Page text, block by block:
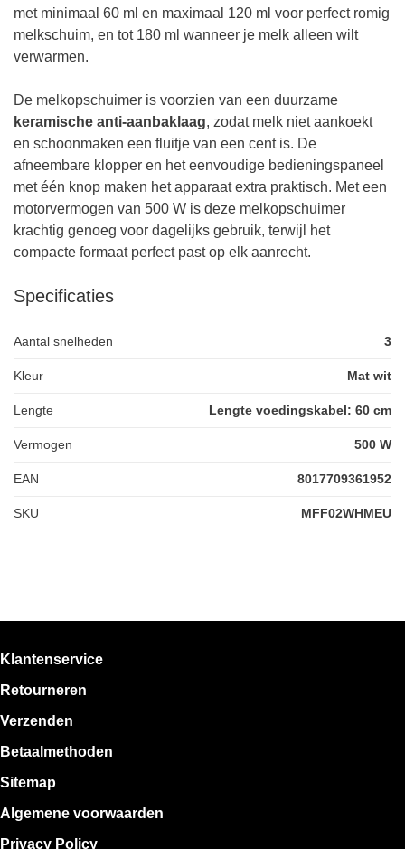
met minimaal 60 ml en maximaal 120 ml voor perfect romig
melkschuim, en tot 180 ml wanneer je melk alleen wilt
verwarmen.
De melkopschuimer is voorzien van een duurzame
keramische anti-aanbaklaag, zodat melk niet aankoekt
en schoonmaken een fluitje van een cent is. De
afneembare klopper en het eenvoudige bedieningspaneel
met één knop maken het apparaat extra praktisch. Met een
motorvermogen van 500 W is deze melkopschuimer
krachtig genoeg voor dagelijks gebruik, terwijl het
compacte formaat perfect past op elk aanrecht.
Specificaties
Aantal snelheden 3
Kleur Mat wit
Lengte Lengte voedingskabel: 60 cm
Vermogen 500 W
EAN 8017709361952
SKU MFF02WHMEU
Klantenservice
Retourneren
Verzenden
Betaalmethoden
Sitemap
Algemene voorwaarden
Privacy Policy